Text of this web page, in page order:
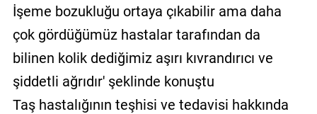
İşeme bozukluğu ortaya çıkabilir ama daha
çok gördüğümüz hastalar tarafından da
bilinen kolik dediğimiz aşırı kıvrandırıcı ve
şiddetli ağrıdır' şeklinde konuştu
Taş hastalığının teşhisi ve tedavisi hakkında